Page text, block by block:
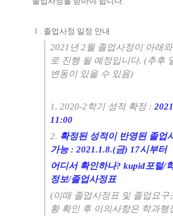
Ⅰ . 졸업사정 일정 안내
2021 년2월 졸업사정이 아래
로 진행 될 예정입니다. (추후
변동이 있을 수 있음)
1. 2020-2 학기 성적 확정 :
11:00
2. 확정된 성적이 반영된 졸업
가능: 2021.1.8.(금) 17시부터
어디서 확인하나? kupid포털/
정보/졸업사정표
(이때 졸업사정표 및 졸업요구
황 확인 후 이의사항은 학과행